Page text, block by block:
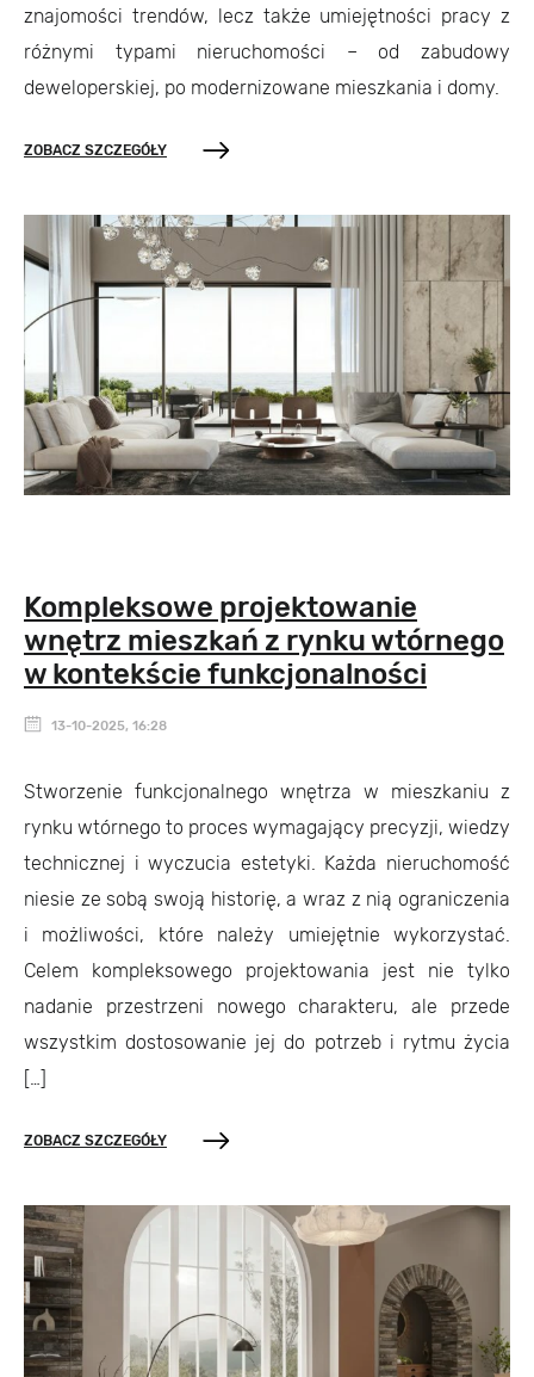
znajomości trendów, lecz także umiejętności pracy z
różnymi typami nieruchomości – od zabudowy
deweloperskiej, po modernizowane mieszkania i domy.
ZOBACZ SZCZEGÓŁY
Kompleksowe projektowanie
wnętrz mieszkań z rynku wtórnego
w kontekście funkcjonalności
13-10-2025, 16:28
Stworzenie funkcjonalnego wnętrza w mieszkaniu z
rynku wtórnego to proces wymagający precyzji, wiedzy
technicznej i wyczucia estetyki. Każda nieruchomość
niesie ze sobą swoją historię, a wraz z nią ograniczenia
i możliwości, które należy umiejętnie wykorzystać.
Celem kompleksowego projektowania jest nie tylko
nadanie przestrzeni nowego charakteru, ale przede
wszystkim dostosowanie jej do potrzeb i rytmu życia
[…]
ZOBACZ SZCZEGÓŁY